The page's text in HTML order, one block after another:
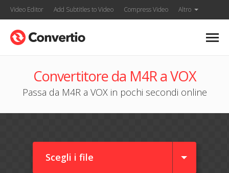
Video Editor Add Subtitles to Video Compress Video Altro
Convertitore da M4R a VOX
Passa da M4R a VOX in pochi secondi online
Scegli i file